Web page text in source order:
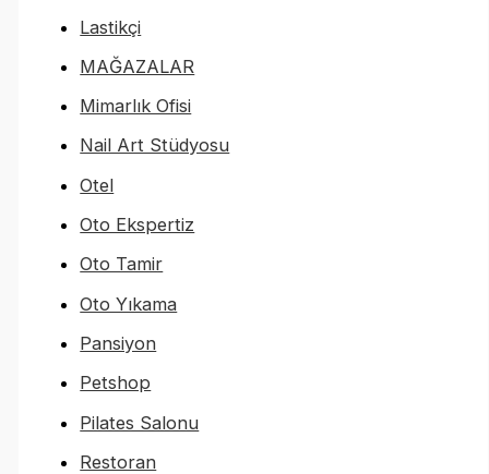
Lastikçi
MAĞAZALAR
Mimarlık Ofisi
Nail Art Stüdyosu
Otel
Oto Ekspertiz
Oto Tamir
Oto Yıkama
Pansiyon
Petshop
Pilates Salonu
Restoran